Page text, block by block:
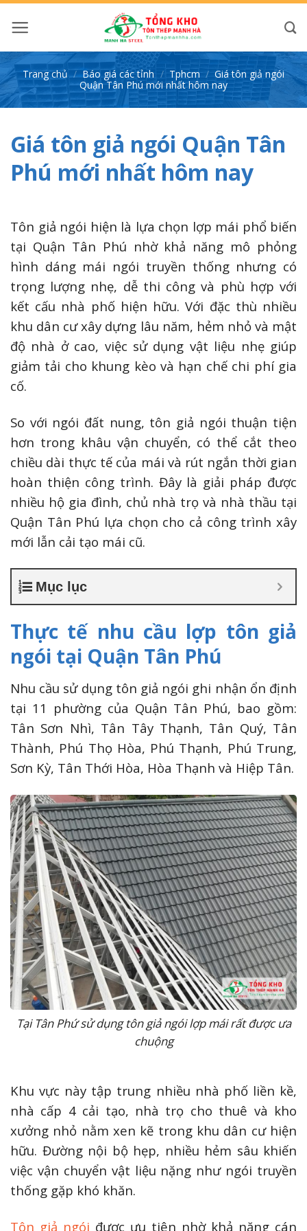
qua
nội
dungTrang chủ / Báo giá các tỉnh / Tphcm / Giá tôn giả ngói
Quận Tân Phú mới nhất hôm nay
Giá tôn giả ngói Quận Tân
Phú mới nhất hôm nay
Tôn giả ngói hiện là lựa chọn lợp mái phổ biến
tại Quận Tân Phú nhờ khả năng mô phỏng
hình dáng mái ngói truyền thống nhưng có
trọng lượng nhẹ, dễ thi công và phù hợp với
kết cấu nhà phố hiện hữu. Với đặc thù nhiều
khu dân cư xây dựng lâu năm, hẻm nhỏ và mật
độ nhà ở cao, việc sử dụng vật liệu nhẹ giúp
giảm tải cho khung kèo và hạn chế chi phí gia
cố.
So với ngói đất nung, tôn giả ngói thuận tiện
hơn trong khâu vận chuyển, có thể cắt theo
chiều dài thực tế của mái và rút ngắn thời gian
hoàn thiện công trình. Đây là giải pháp được
nhiều hộ gia đình, chủ nhà trọ và nhà thầu tại
Quận Tân Phú lựa chọn cho cả công trình xây
mới lẫn cải tạo mái cũ.
Mục lục
Thực tế nhu cầu lợp tôn giả
ngói tại Quận Tân Phú
Nhu cầu sử dụng tôn giả ngói ghi nhận ổn định
tại 11 phường của Quận Tân Phú, bao gồm:
Tân Sơn Nhì, Tân Tây Thạnh, Tân Quý, Tân
Thành, Phú Thọ Hòa, Phú Thạnh, Phú Trung,
Sơn Kỳ, Tân Thới Hòa, Hòa Thạnh và Hiệp Tân.
Tại Tân Phứ sử dụng tôn giả ngói lợp mái rất được ưa
chuộng
Khu vực này tập trung nhiều nhà phố liền kề,
nhà cấp 4 cải tạo, nhà trọ cho thuê và kho
xưởng nhỏ nằm xen kẽ trong khu dân cư hiện
hữu. Đường nội bộ hẹp, nhiều hẻm sâu khiến
việc vận chuyển vật liệu nặng như ngói truyền
thống gặp khó khăn.
Tôn giả ngói được ưu tiên nhờ khả năng cán